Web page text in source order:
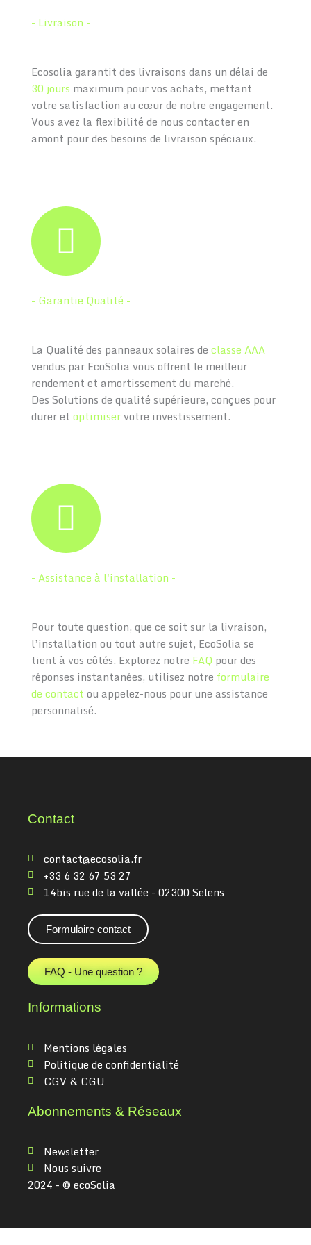
- Livraison -
Ecosolia garantit des livraisons dans un délai de
30 jours maximum pour vos achats, mettant
votre satisfaction au cœur de notre engagement.
Vous avez la flexibilité de nous contacter en
amont pour des besoins de livraison spéciaux.
- Garantie Qualité -
La Qualité des panneaux solaires de classe AAA
vendus par EcoSolia vous offrent le meilleur
rendement et amortissement du marché.
Des Solutions de qualité supérieure, conçues pour
durer et optimiservotre investissement.
- Assistance à l'installation -
Pour toute question, que ce soit sur la livraison,
l’installation ou tout autre sujet, EcoSolia se
tient à vos côtés. Explorez notre FAQ pour des
réponses instantanées, utilisez notre formulaire
de contact ou appelez-nous pour une assistance
personnalisé.
Contact
contact@ecosolia.fr
+33 6 32 67 53 27
14bis rue de la vallée - 02300 Selens
Formulaire contact
FAQ - Une question ?
Informations
Mentions légales
Politique de confidentialité
CGV & CGU
Abonnements & Réseaux
Newsletter
Nous suivre
2024 - © ecoSolia